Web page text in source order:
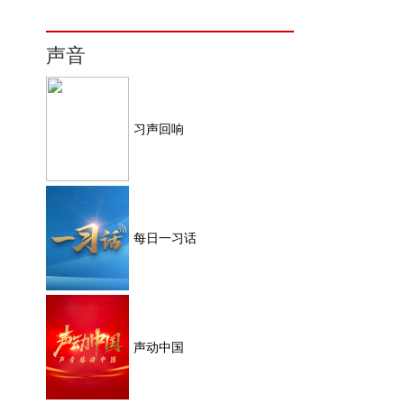
声音
习声回响
每日一习话
声动中国